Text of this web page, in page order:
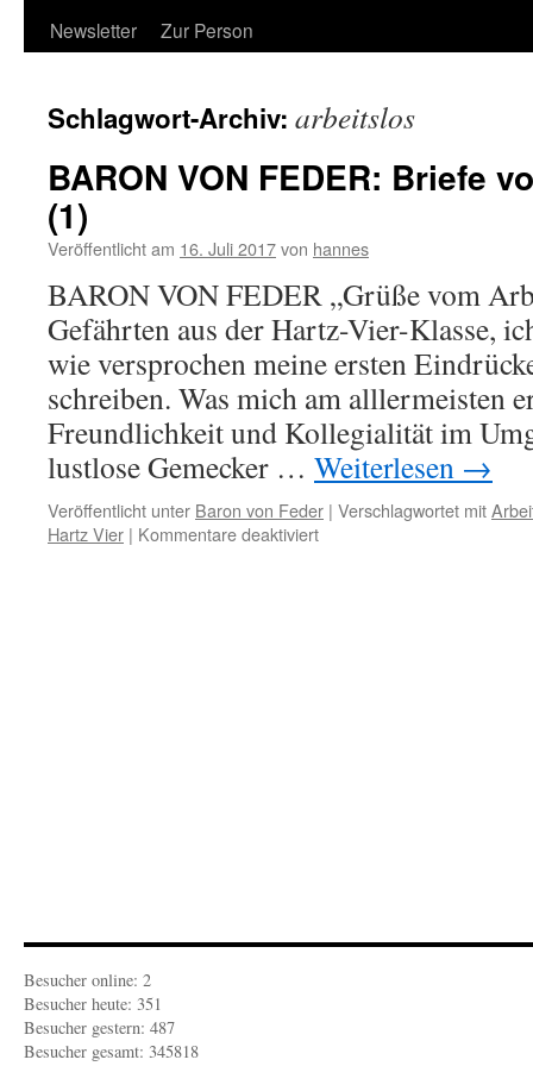
Newsletter
Zur Person
Schlagwort-Archiv: arbeitslos
BARON VON FEDER: Briefe
(1)
Veröffentlicht am 16. Juli 2017von hannes
BARON VON FEDER „Grüße vom
Gefährten aus der Hartz-Vier-Klasse,
wie versprochen meine ersten
schreiben. Was mich am alllermeisten
Freundlichkeit und Kollegialität im
lustlose Gemecker … Weiterlesen →
Veröffentlicht unter Baron von Feder | Verschlagwortet mit
Hartz Vier | Kommentare deaktiviertfür
Besucher online: 2
Besucher heute: 351
Besucher gestern: 487
Besucher gesamt: 345818